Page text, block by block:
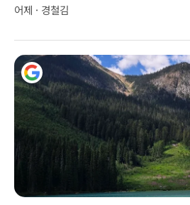
어제 · 경철김